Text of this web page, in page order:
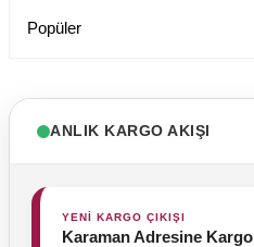
Popüler
ANLIK KARGO AKIŞI
YENİ KARGO ÇIKIŞI
Karaman Adresine Kargo